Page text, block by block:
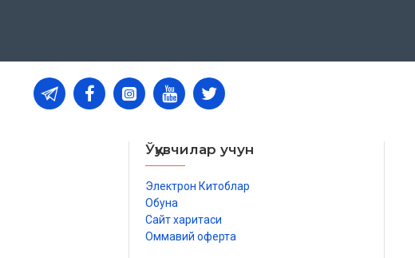
Ўқувчилар учун
Электрон Китоблар
Обуна
Сайт харитаси
Оммавий оферта